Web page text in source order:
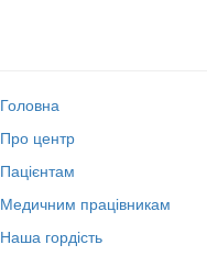
Головна
Про центр
Пацієнтам
Медичним працівникам
Наша гордість